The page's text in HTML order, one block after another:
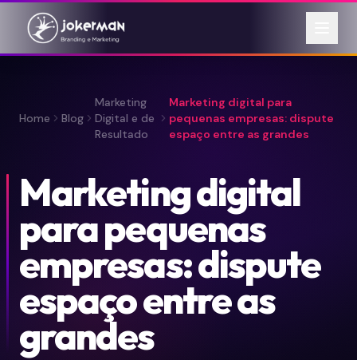
Home Blog
Marketing
Digital e de
Resultado
Marketing digital para
pequenas empresas: dispute
espaço entre as grandes
Marketing digital
para pequenas
empresas: dispute
espaço entre as
grandes